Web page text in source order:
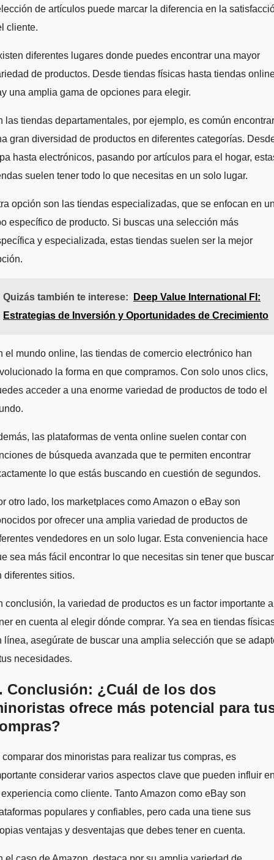
de artículos puede marcar la diferencia en la
cliente.
diferentes lugares donde puedes encontrar una mayor
de productos. Desde tiendas físicas hasta tiendas
una amplia gama de opciones para elegir.
las tiendas departamentales, por ejemplo, es común encontrar
gran diversidad de productos en diferentes categorías.
hasta electrónicos, pasando por artículos para el hogar,
suelen tener todo lo que necesitas en un solo lugar.
opción son las tiendas especializadas, que se enfocan en
específico de producto. Si buscas una selección más
y especializada, estas tiendas suelen ser la mejor
Quizás también te interese:
Deep Value International FI:
Estrategias de Inversión y Oportunidades de Crecimiento
el mundo online, las tiendas de comercio electrónico han
la forma en que compramos. Con solo unos clics,
acceder a una enorme variedad de productos de todo el
las plataformas de venta online suelen contar con
de búsqueda avanzada que te permiten encontrar
lo que estás buscando en cuestión de segundos.
otro lado, los marketplaces como Amazon o eBay son
por ofrecer una amplia variedad de productos de
vendedores en un solo lugar. Esta conveniencia hace
sea más fácil encontrar lo que necesitas sin tener que buscar
diferentes sitios.
conclusión, la variedad de productos es un factor importante a
en cuenta al elegir dónde comprar. Ya sea en tiendas
línea, asegúrate de buscar una amplia selección que se
necesidades.
Conclusión: ¿Cuál de los dos
ofrece más potencial para
comparar dos minoristas para realizar tus compras, es
considerar varios aspectos clave que pueden influir
como cliente. Tanto Amazon como eBay son
populares y confiables, pero cada una tiene sus
ventajas y desventajas que debes tener en cuenta.